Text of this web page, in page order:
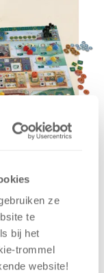
ze
te
bij het
trommel
website​!
is een
bordspel
uitbreiding
kunst van de
de machtige